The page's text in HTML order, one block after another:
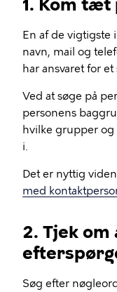
1. Kom tæt
En af de vigtigste
navn, mail og
har ansvaret for
Ved at søge på
personens
hvilke grupper
i.
Det er nyttig
med
2. Tjek
Søg efter